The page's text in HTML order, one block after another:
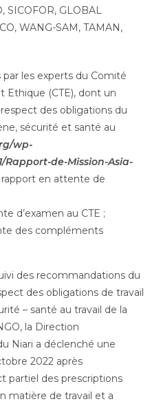
SICOFOR, GLOBAL
WANG-SAM, TAMAN,
par les experts du Comité
Ethique (CTE), dont un
des obligations du
sécurité et santé au
wp-
Rapport-de-Mission-Asia-
en attente de
d’examen au CTE ;
des compléments
des recommandations du
des obligations de travail
– santé au travail de la
la Direction
Niari a déclenché une
2022 après
partiel des prescriptions
matière de travail et a